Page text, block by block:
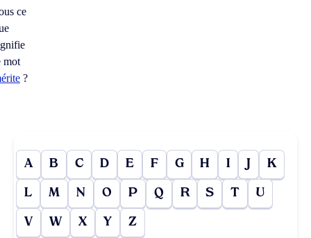
ce
mot
?
A B C D E F G H I J K
L M N O P Q R S T U
V W X Y Z